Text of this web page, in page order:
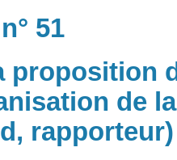
51
proposition
de
rapporteur)